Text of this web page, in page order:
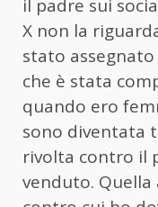
il padre sui
X non la
stato
che è stata
quando ero
sono diventata
rivolta contro il
venduto.